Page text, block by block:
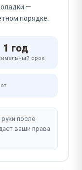
—
порядке.
1 год
срок
после
ваши права